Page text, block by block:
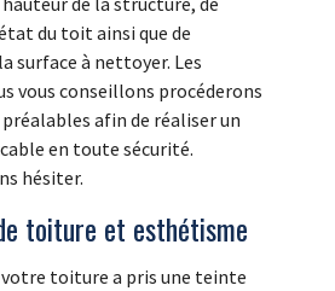
du toit ainsi que de
surface à nettoyer. Les
vous conseillons procéderons
afin de réaliser un
en toute sécurité.
hésiter.
toiture et esthétisme
votre toiture a pris une teinte